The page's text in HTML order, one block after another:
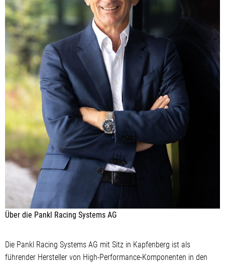
Über die Pankl Racing Systems AG
Die Pankl Racing Systems AG mit Sitz in Kapfenberg ist als
führender Hersteller von High-Performance-Komponenten in den